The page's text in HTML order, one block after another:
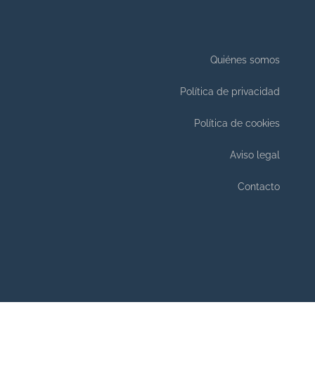
Quiénes somos
Política de privacidad
Política de cookies
Aviso legal
Contacto